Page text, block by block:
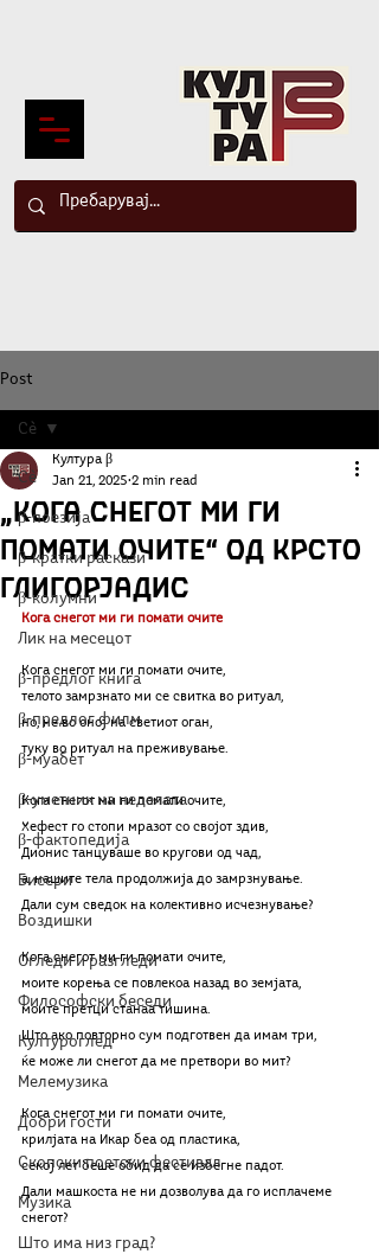
Post
Сè
β-поезија
β-кратки раскази
β-колумни
Лик на месецот
β-предлог книга
β-предлог филм
β-муабет
β-уметник на неделата
β-фактопедија
Бисери
Воздишки
Огледи и разгледи
Философски беседи
Културоглед
Мелемузика
Добри гости
Скопски поетски фестивал
Музика
Што има низ град?
Сè
„Кога снегот ми ги
помати очите“ од Крсто
Глигорјадис
Култура β
Jan 21, 2025 2 min read
Кога снегот ми ги помати очите
Кога снегот ми ги помати очите,
телото замрзнато ми се свитка во ритуал,
но, не во оној на светиот оган,
туку во ритуал на преживување.
Кога снегот ми ги помати очите,
Хефест го стопи мразот со својот здив,
Дионис танцуваше во кругови од чад,
а, нашите тела продолжија до замрзнување.
Дали сум сведок на колективно исчезнување?
Кога снегот ми ги помати очите,
моите корења се повлекоа назад во земјата,
моите претци станаа тишина.
Што ако повторно сум подготвен да имам три,
ќе може ли снегот да ме претвори во мит?
Кога снегот ми ги помати очите,
крилјата на Икар беа од пластика,
секој лет беше обид да се избегне падот.
Дали машкоста не ни дозволува да го исплачеме
снегот?